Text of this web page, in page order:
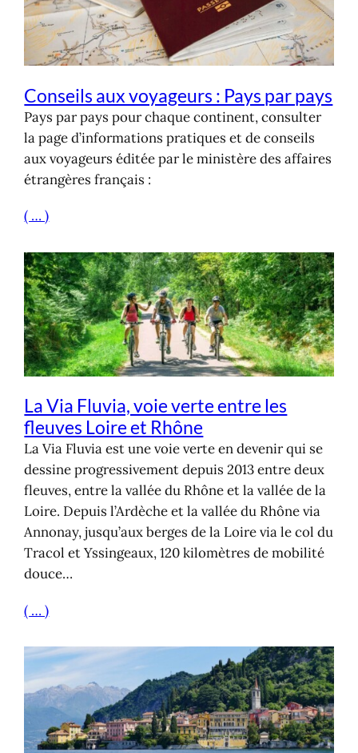
Conseils aux voyageurs : Pays par pays
Pays par pays pour chaque continent, consulter
la page d’informations pratiques et de conseils
aux voyageurs éditée par le ministère des affaires
étrangères français :
( … )
La Via Fluvia, voie verte entre les
fleuves Loire et Rhône
La Via Fluvia est une voie verte en devenir qui se
dessine progressivement depuis 2013 entre deux
fleuves, entre la vallée du Rhône et la vallée de la
Loire. Depuis l’Ardèche et la vallée du Rhône via
Annonay, jusqu’aux berges de la Loire via le col du
Tracol et Yssingeaux, 120 kilomètres de mobilité
douce…
( … )